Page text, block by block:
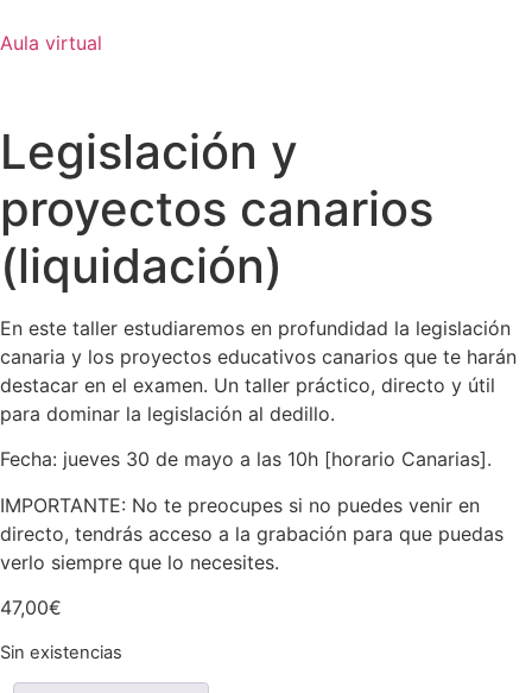
al
Aula virtual
Legislación y
proyectos canarios
(liquidación)
En este taller estudiaremos en profundidad la legislación
canaria y los proyectos educativos canarios que te harán
destacar en el examen. Un taller práctico, directo y útil
para dominar la legislación al dedillo.
Fecha: jueves 30 de mayo a las 10h [horario Canarias].
IMPORTANTE: No te preocupes si no puedes venir en
directo, tendrás acceso a la grabación para que puedas
verlo siempre que lo necesites.
47,00€
Sin existencias